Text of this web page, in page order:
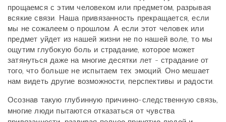
прощаемся с этим человеком или предметом, разрывая
всякие связи. Наша привязанность прекращается, если
мы не сожалеем о прошлом. А если этот человек или
предмет уйдет из нашей жизни не по нашей воле, то мы
ощутим глубокую боль и страдание, которое может
затянуться даже на многие десятки лет - страдание от
того, что больше не испытаем тех эмоций. Оно мешает
нам видеть другие возможности, перспективы и радости.
Осознав такую глубинную причинно-следственную связь,
многие люди пытаются отказаться от чувства